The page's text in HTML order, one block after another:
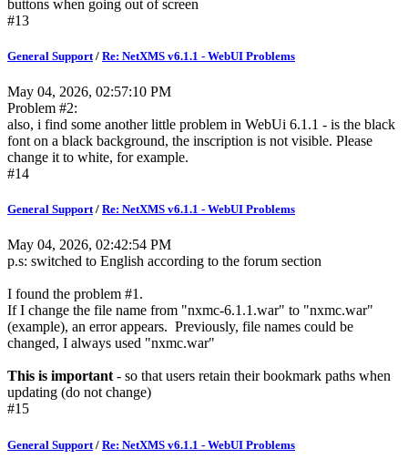
buttons when going out of screen
#13
General Support / Re: NetXMS v6.1.1 - WebUI Problems
May 04, 2026, 02:57:10 PM
Problem #2:
also, i find some another little problem in WebUi 6.1.1 - is the black
font on a black background, the inscription is not visible. Please
change it to white, for example.
#14
General Support/ Re: NetXMS v6.1.1 - WebUI Problems
May 04, 2026, 02:42:54 PM
p.s: switched to English according to the forum section
I found the problem #1.
If I change the file name from "nxmc-6.1.1.war" to "nxmc.war"
(example), an error appears. Previously, file names could be
changed, I always used "nxmc.war"
This is important - so that users retain their bookmark paths when
updating (do not change)
#15
General Support / Re: NetXMS v6.1.1 - WebUI Problems